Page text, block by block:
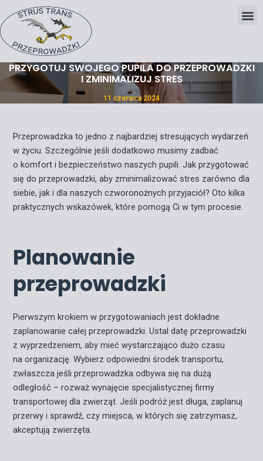
to
content
PRZYGOTUJ SWOJEGO PUPILA DO PRZEPROWADZKI
I ZMINIMALIZUJ STRES
11 czerwca 2024
Przeprowadzka to jedno z najbardziej stresujących wydarzeń
w życiu. Szczególnie jeśli dodatkowo musimy zadbać
o komfort i bezpieczeństwo naszych pupili. Jak przygotować
się do przeprowadzki, aby zminimalizować stres zarówno dla
siebie, jak i dla naszych czworonożnych przyjaciół? Oto kilka
praktycznych wskazówek, które pomogą Ci w tym procesie.
Planowanie
przeprowadzki
Pierwszym krokiem w przygotowaniach jest dokładne
zaplanowanie całej przeprowadzki. Ustal datę przeprowadzki
z wyprzedzeniem, aby mieć wystarczająco dużo czasu
na organizację. Wybierz odpowiedni środek transportu,
zwłaszcza jeśli przeprowadzka odbywa się na dużą
odległość – rozważ wynajęcie specjalistycznej firmy
transportowej dla zwierząt. Jeśli podróż jest długa, zaplanuj
przerwy i sprawdź, czy miejsca, w których się zatrzymasz,
akceptują zwierzęta.
navigation